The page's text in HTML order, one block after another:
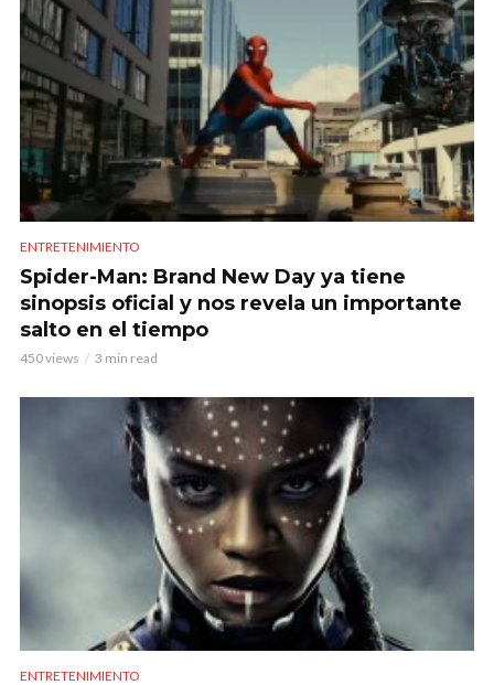
ENTRETENIMIENTO
Spider-Man: Brand New Day ya tiene
sinopsis oficial y nos revela un importante
salto en el tiempo
450 views 3 min read
ENTRETENIMIENTO